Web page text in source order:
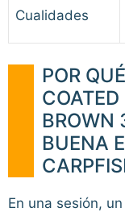
Cualidades
POR
BROWN
BUENA
En una sesión,